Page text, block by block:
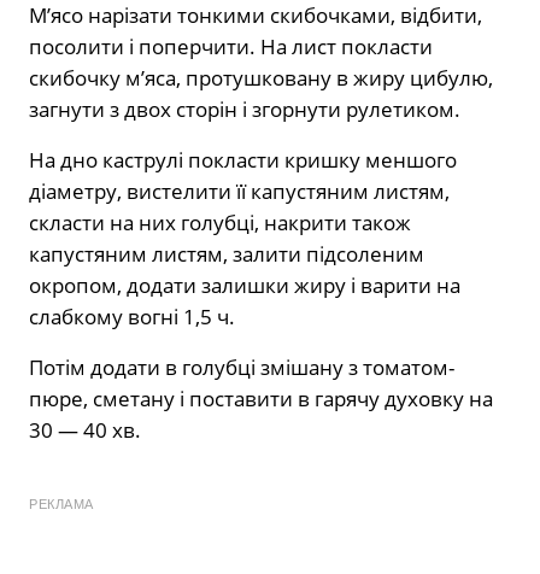
М’ясо нарізати тонкими скибочками, відбити,
посолити і поперчити. На лист покласти
скибочку м’яса, протушковану в жиру цибулю,
загнути з двох сторін і згорнути рулетиком.
На дно каструлі покласти кришку меншого
діаметру, вистелити її капустяним листям,
скласти на них голубці, накрити також
капустяним листям, залити підсоленим
окропом, додати залишки жиру і варити на
слабкому вогні 1,5 ч.
Потім додати в голубці змішану з томатом-
пюре, сметану і поставити в гарячу духовку на
30 — 40 хв.
РЕКЛАМА